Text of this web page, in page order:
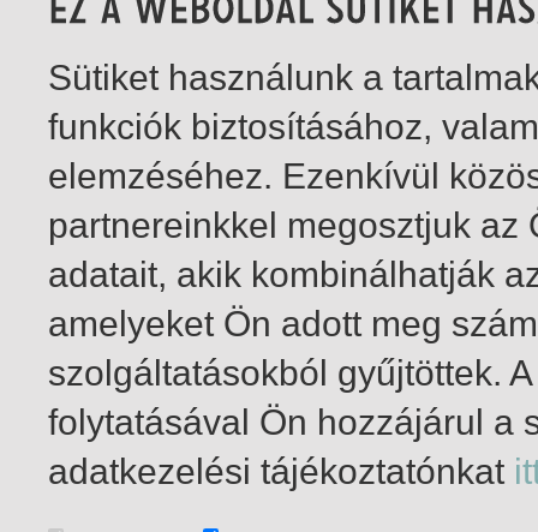
1-0 / insgesamt 0 Treffer
Sütiket használunk a
funkciók biztosításához,
elemzéséhez. Ezenkívül
partnereinkkel megosztjuk
adatait, akik kombinálhatják
amelyeket Ön adott meg
szolgáltatásokból gyűjtöttek.
folytatásával Ön hozzájárul a
adatkezelési tájékoztatónkat